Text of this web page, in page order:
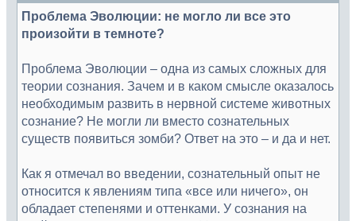
Проблема Эволюции: не могло ли все это
произойти в темноте?
Проблема Эволюции – одна из самых сложных для
теории сознания. Зачем и в каком смысле оказалось
необходимым развить в нервной системе животных
сознание? Не могли ли вместо сознательных
существ появиться зомби? Ответ на это – и да и нет.
Как я отмечал во введении, сознательный опыт не
относится к явлениям типа «все или ничего», он
обладает степенями и оттенками. У сознания на